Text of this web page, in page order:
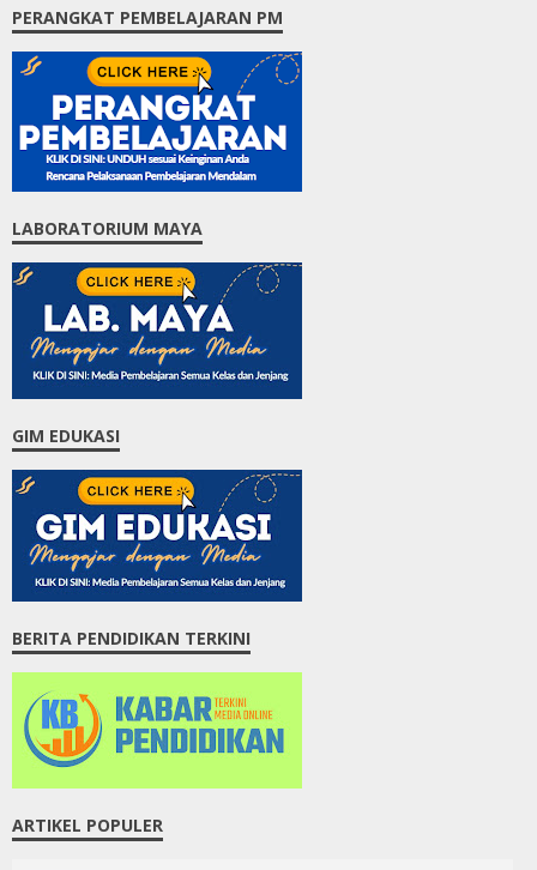
PERANGKAT PEMBELAJARAN PM
LABORATORIUM MAYA
GIM EDUKASI
BERITA PENDIDIKAN TERKINI
ARTIKEL POPULER